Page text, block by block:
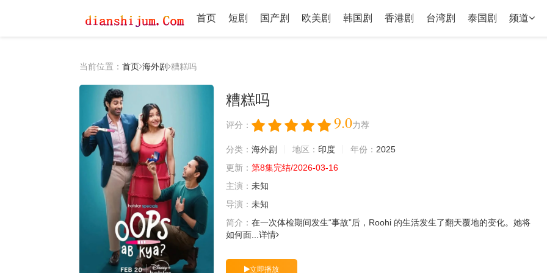
首页 短剧 国产剧 欧美剧 韩国剧 香港剧 台湾剧 泰国剧 频道
当前位置： 首页 海外剧 糟糕吗
糟糕吗
评分： 9.0力荐
分类： 海外剧 地区： 印度 年份： 2025
更新： 第8集完结/2026-03-16
主演： 未知
导演： 未知
简介： 在一次体检期间发生“事故”后，Roohi 的生活发生了翻天覆地的变化。她将
如何面... 详情
立即播放